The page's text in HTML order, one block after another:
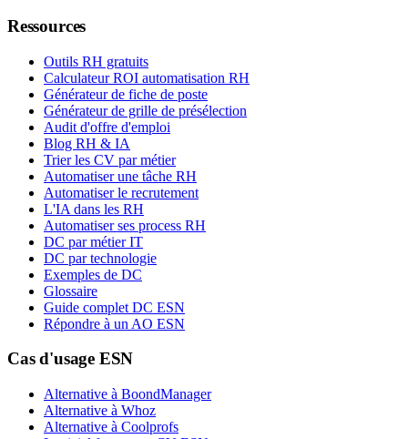
Ressources
Outils RH gratuits
Calculateur ROI automatisation RH
Générateur de fiche de poste
Générateur de grille de présélection
Audit d'offre d'emploi
Blog RH & IA
Trier les CV par métier
Automatiser une tâche RH
Automatiser le recrutement
L'IA dans les RH
Automatiser ses process RH
DC par métier IT
DC par technologie
Exemples de DC
Glossaire
Guide complet DC ESN
Répondre à un AO ESN
Cas d'usage ESN
Alternative à BoondManager
Alternative à Whoz
Alternative à Coolprofs